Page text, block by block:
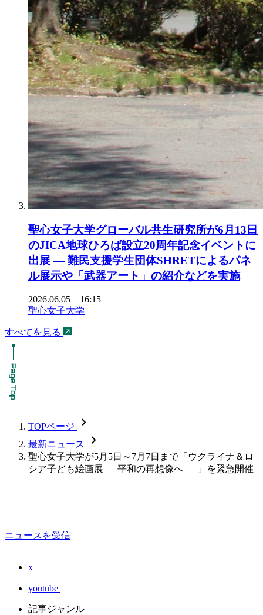
聖心女子大学グローバル共生研究所が6月13日
のJICA地球ひろば設立20周年記念イベントに
出展 ― 難民支援学生団体SHRETによるパネ
ル展示や「武器アート」の紹介などを実施
2026.06.05 16:15
聖心女子大学
すべてを見る
TOPページ chevron_forward
最新ニュース chevron_forward
聖心女子大学が5月5日～7月7日まで「ウクライナ＆ロ
シア子ども絵画展 — 平和の再想像へ — 」を緊急開催
ニュースを受信
x
youtube
記事ジャンル